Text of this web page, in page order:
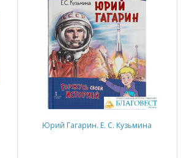
Юрий Гагарин. Е. С. Кузьмина